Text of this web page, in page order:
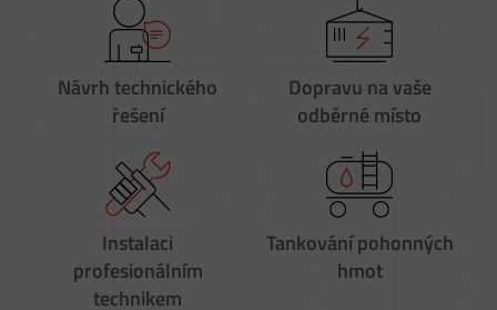
Návrhtechnického
řešení
Dopravu na vaše
odběrné místo
Instalaci
profesionálním
technikem
Tankovánípohonných
hmot